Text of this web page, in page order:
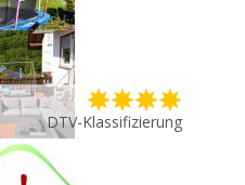
DTV-Klassifizierung